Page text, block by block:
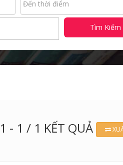
Tìm Kiếm
1 - 1 / 1 KẾT QUẢ